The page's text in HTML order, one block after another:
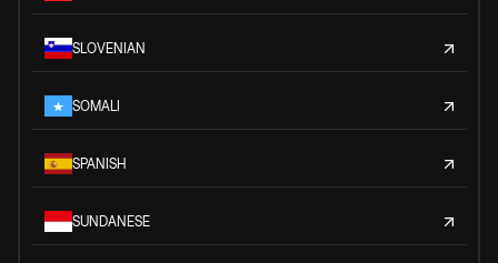
SLOVENIAN
SOMALI
SPANISH
SUNDANESE